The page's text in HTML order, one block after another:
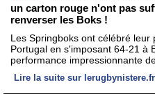
un carton rouge n'ont pas
renverser les Boks !
Les Springboks ont célébré
Portugal en s'imposant 64-21 à
performance impressionnante de
Lire la suite sur lerugbynistere.fr